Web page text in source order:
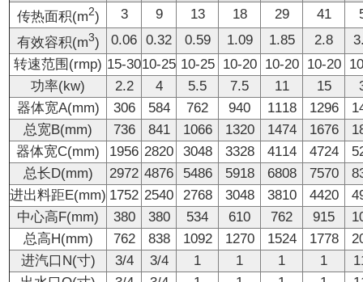
传热面积(m2) 3 9 13 18 29 41
有效容积(m3) 0.06 0.32 0.59 1.09 1.85 2.8
转速范围(rmp) 15-3010-25 10-25 10-20 10-20 10-20
功率(kw)
2.2 4 5.5 7.5 11 15
器体宽A(mm)
306 584 762 940 1118 1296
总宽B(mm)
736 841 1066 1320 1474 1676
器体宽C(mm)
1956 2820 3048 3328 4114 4724
总长D(mm)
2972 4876 5486 5918 6808 7570
进出料距E(mm) 1752 2540 2768 3048 3810 4420
中心高F(mm)
380 380 534 610 762 915
总高H(mm)
762 838 1092 1270 1524 1778
进汽口N(寸)
3/4 3/4 1 1 1 1